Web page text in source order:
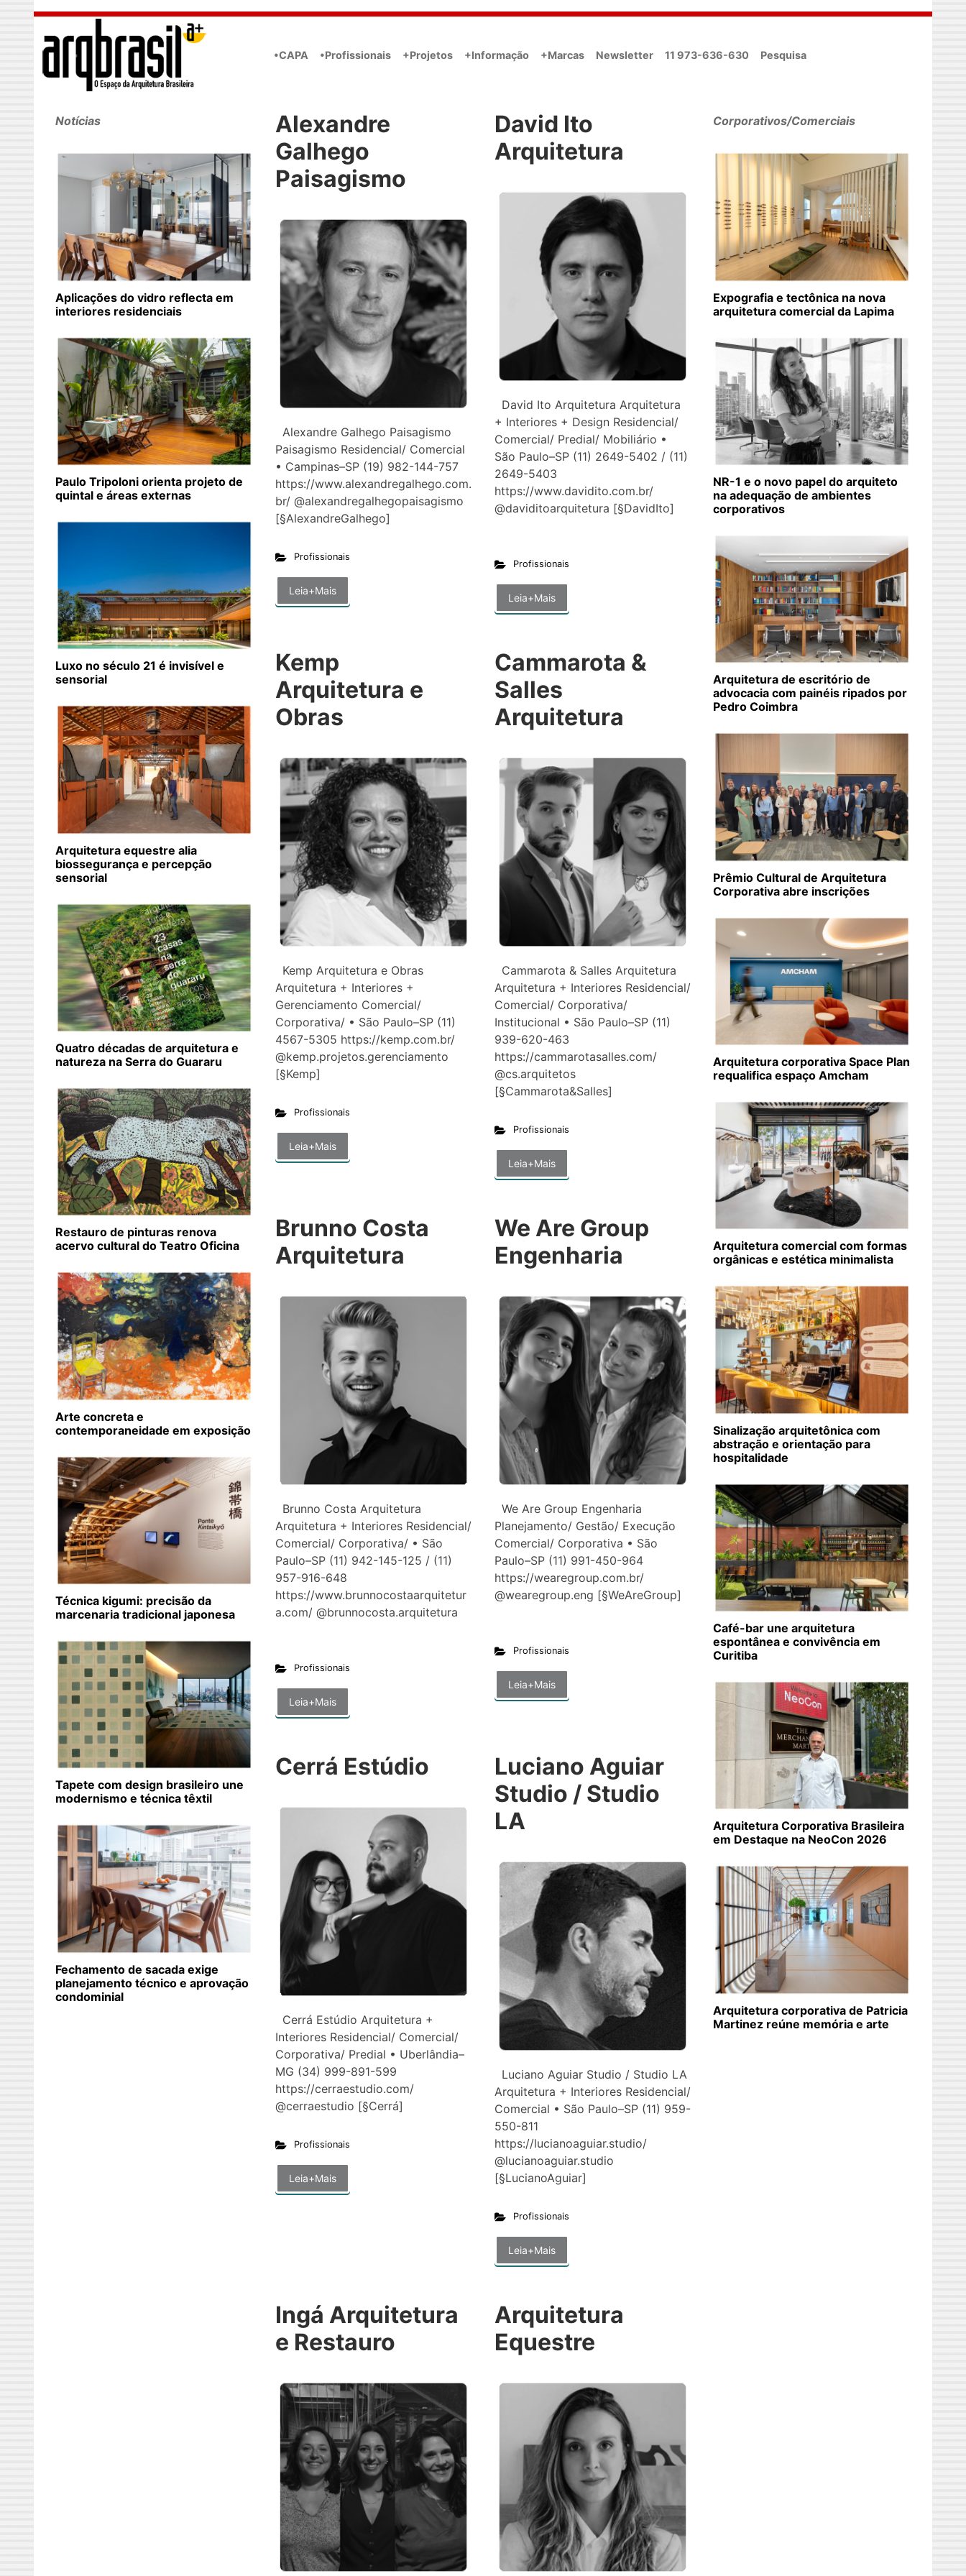
Skip to main content
•CAPA •Profissionais +Projetos +Informação +Marcas Newsletter 11 973-636-630 Pesquisa
Alexandre
Galhego
Paisagismo
Alexandre Galhego Paisagismo
Paisagismo Residencial/ Comercial
• Campinas–SP (19) 982-144-757
https://www.alexandregalhego.com.
br/ @alexandregalhegopaisagismo
[§AlexandreGalhego]
Profissionais
Leia+Mais
David Ito
Arquitetura
David Ito Arquitetura Arquitetura
+ Interiores + Design Residencial/
Comercial/ Predial/ Mobiliário •
São Paulo–SP (11) 2649-5402 / (11)
2649-5403
https://www.davidito.com.br/
@daviditoarquitetura [§DavidIto]
Profissionais
Leia+Mais
Kemp
Arquitetura e
Obras
Kemp Arquitetura e Obras
Arquitetura + Interiores +
Gerenciamento Comercial/
Corporativa/ • São Paulo–SP (11)
4567-5305 https://kemp.com.br/
@kemp.projetos.gerenciamento
[§Kemp]
Profissionais
Leia+Mais
Cammarota &
Salles
Arquitetura
Cammarota & Salles Arquitetura
Arquitetura + Interiores Residencial/
Comercial/ Corporativa/
Institucional • São Paulo–SP (11)
939-620-463
https://cammarotasalles.com/
@cs.arquitetos
[§Cammarota&Salles]
Profissionais
Leia+Mais
Brunno Costa
Arquitetura
Brunno Costa Arquitetura
Arquitetura + Interiores Residencial/
Comercial/ Corporativa/ • São
Paulo–SP (11) 942-145-125 / (11)
957-916-648
https://www.brunnocostaarquitetur
a.com/ @brunnocosta.arquitetura
Profissionais
Leia+Mais
We Are Group
Engenharia
We Are Group Engenharia
Planejamento/ Gestão/ Execução
Comercial/ Corporativa • São
Paulo–SP (11) 991-450-964
https://wearegroup.com.br/
@wearegroup.eng [§WeAreGroup]
Profissionais
Leia+Mais
Cerrá Estúdio
Cerrá Estúdio Arquitetura +
Interiores Residencial/ Comercial/
Corporativa/ Predial • Uberlândia–
MG (34) 999-891-599
https://cerraestudio.com/
@cerraestudio [§Cerrá]
Profissionais
Leia+Mais
Luciano Aguiar
Studio / Studio
LA
Luciano Aguiar Studio / Studio LA
Arquitetura + Interiores Residencial/
Comercial • São Paulo–SP (11) 959-
550-811
https://lucianoaguiar.studio/
@lucianoaguiar.studio
[§LucianoAguiar]
Profissionais
Leia+Mais
Ingá Arquitetura
e Restauro
Arquitetura
Equestre
Notícias
Aplicações do vidro reflecta em
interiores residenciais
Paulo Tripoloni orienta projeto de
quintal e áreas externas
Luxo no século 21 é invisível e
sensorial
Arquitetura equestre alia
biossegurança e percepção
sensorial
Quatro décadas de arquitetura e
natureza na Serra do Guararu
Restauro de pinturas renova
acervo cultural do Teatro Oficina
Arte concreta e
contemporaneidade em exposição
Técnica kigumi: precisão da
marcenaria tradicional japonesa
Tapete com design brasileiro une
modernismo e técnica têxtil
Fechamento de sacada exige
planejamento técnico e aprovação
condominial
Corporativos/Comerciais
Expografia e tectônica na nova
arquitetura comercial da Lapima
NR-1 e o novo papel do arquiteto
na adequação de ambientes
corporativos
Arquitetura de escritório de
advocacia com painéis ripados por
Pedro Coimbra
Prêmio Cultural de Arquitetura
Corporativa abre inscrições
Arquitetura corporativa Space Plan
requalifica espaço Amcham
Arquitetura comercial com formas
orgânicas e estética minimalista
Sinalização arquitetônica com
abstração e orientação para
hospitalidade
Café-bar une arquitetura
espontânea e convivência em
Curitiba
Arquitetura Corporativa Brasileira
em Destaque na NeoCon 2026
Arquitetura corporativa de Patricia
Martinez reúne memória e arte